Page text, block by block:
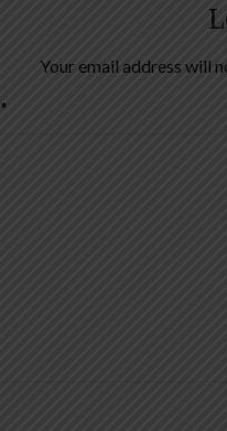
Your email address will
*